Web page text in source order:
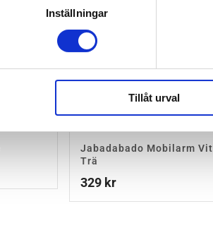
Inställningar
Tillåt urval
Jabadabado Mobilarm Vit
Trä
329 kr